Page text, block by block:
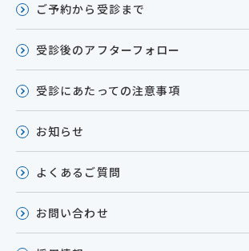
ご予約から受診まで
受診後のアフターフォロー
受診にあたっての注意事項
お知らせ
よくあるご質問
お問い合わせ